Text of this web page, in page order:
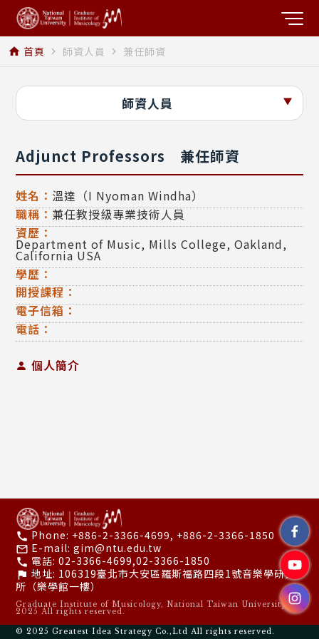
home 首頁 navigate_next 師資人員 navigate_next 兼任師資
師資人員
Adjunct Professors 兼任師資
姓名： 溫達（I Nyoman Windha）
職稱：兼任教授級專業技術人員
資歷：
Department of Music, Mills College, Oakland,
California USA
學歷：
開授課程：
電子信箱：
電話：
個人簡介
call Phone: +886-2-3366-4699, +886-2-3366-1850
mail_outline E-mail:gim@ntu.edu.tw
call 電話:02-3366-4699,02-3366-1850
flag 地址: 106319臺北市大安區羅斯福路四段1號音樂學研究
所（樂學館一樓）
Graduate Institute of Musicology, National Taiwan University ©
2025 All rights reserved.
© 2025Greatest Idea Strategy Co.,Ltd All rights reserved.